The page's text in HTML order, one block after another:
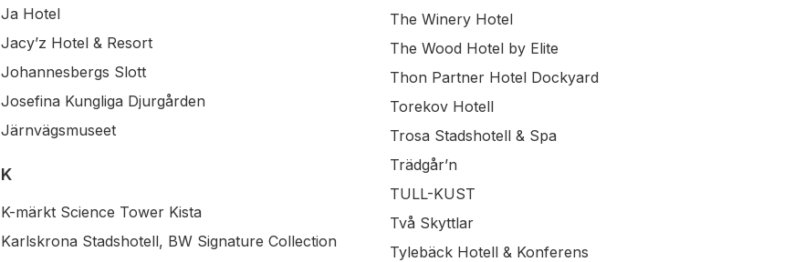
Ja Hotel
Jacy’z Hotel & Resort
Johannesbergs Slott
Josefina Kungliga Djurgården
Järnvägsmuseet
K
K-märkt Science Tower Kista
Karlskrona Stadshotell, BW Signature Collection
The Winery Hotel
The Wood Hotel by Elite
Thon Partner Hotel Dockyard
Torekov Hotell
Trosa Stadshotell & Spa
Trädgår’n
TULL-KUST
Två Skyttlar
Tylebäck Hotell & Konferens